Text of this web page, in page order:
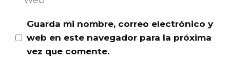
Guarda mi nombre, correo electrónico y
web en este navegador para la próxima
vez que comente.